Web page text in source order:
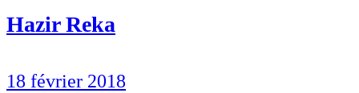
Hazir Reka
18 février 2018